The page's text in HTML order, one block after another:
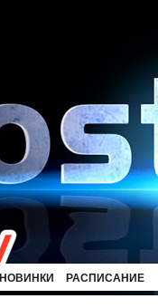
НОВИНКИ РАСПИСАНИЕ